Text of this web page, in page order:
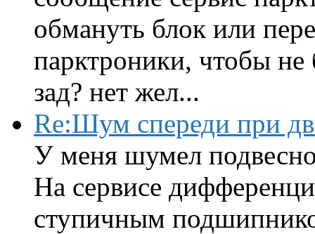
обмануть блок или
парктроники, чтобы
зад? нет жел...
Re:Шум спереди при
У меня шумел
На сервисе
ступичным